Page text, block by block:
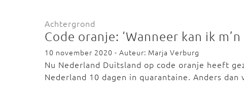
Achtergrond
Code oranje: ‘Wanneer kan ik
10 november 2020 - Auteur: Marja Verburg
Nu Nederland Duitsland op code oranje heeft
Nederland 10 dagen in quarantaine. Anders